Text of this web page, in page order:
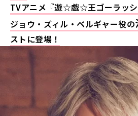
TVアニメ『遊☆戯☆王ゴーラッ
ジョウ・ズィル・ベルギャー役の
ストに登場！